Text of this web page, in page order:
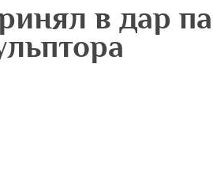
в дар